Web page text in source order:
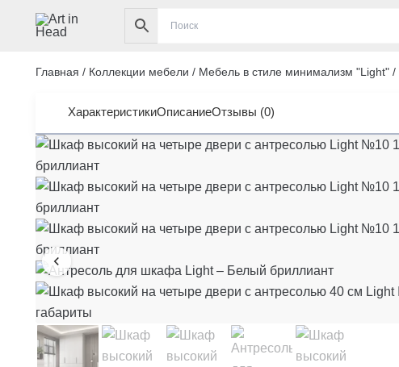
Главная / Коллекции мебели / Мебель в стиле минимализм "Light" /
ХарактеристикиОписаниеОтзывы (0)